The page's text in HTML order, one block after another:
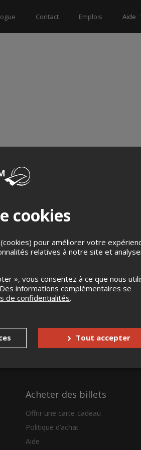
Contact Emplois Aide
Acheter des billets
Offrir une carte-cadeau
Politique d’achat
Aide
cookies
pour améliorer votre
relatives à notre site et
», vous consentez à ce que nous
informations complémentaires se
de confidentialités.
Tout accepter